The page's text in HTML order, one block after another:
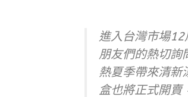
進入台灣市場12
朋友們的熱切詢
熱夏季帶來清新
盒也將正式開賣